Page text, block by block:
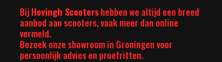
BijHovingh Scootershebben we altijd een breed
aanbod aan scooters, vaak meer dan online
vermeld.
Bezoek onze showroom in Groningen voor
persoonlijk advies en proefritten.